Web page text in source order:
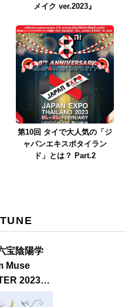
メイク ver.2023』
第10回 タイで大人気の「ジ
ャパンエキスポタイラン
ド」とは？ Part.2
宝陰陽学
Muse
2023
issue】